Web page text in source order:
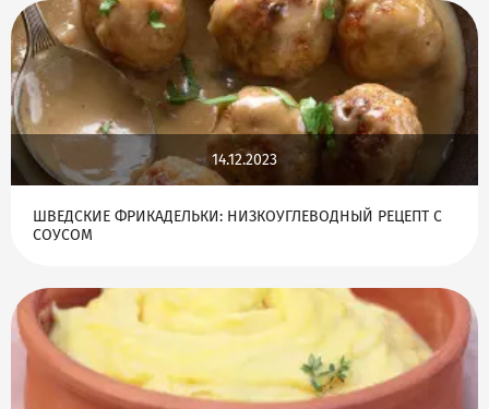
14.12.2023
ШВЕДСКИЕ ФРИКАДЕЛЬКИ: НИЗКОУГЛЕВОДНЫЙ РЕЦЕПТ С
СОУСОМ